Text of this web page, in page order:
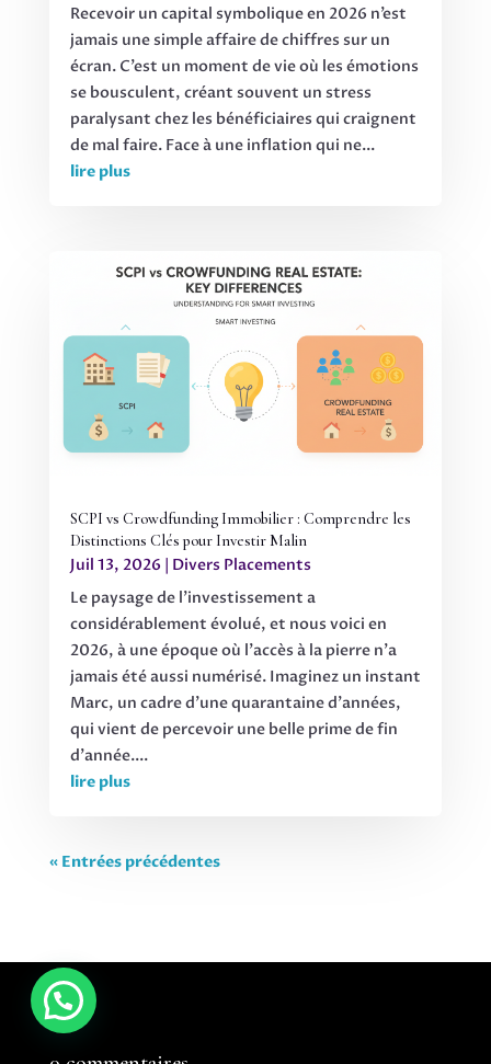
Recevoir un capital symbolique en 2026 n’est
jamais une simple affaire de chiffres sur un
écran. C’est un moment de vie où les émotions
se bousculent, créant souvent un stress
paralysant chez les bénéficiaires qui craignent
de mal faire. Face à une inflation qui ne...
lire plus
SCPI vs Crowdfunding Immobilier : Comprendre les
Distinctions Clés pour Investir Malin
Juil 13, 2026
Divers Placements
Le paysage de l’investissement a
considérablement évolué, et nous voici en
2026, à une époque où l’accès à la pierre n’a
jamais été aussi numérisé. Imaginez un instant
Marc, un cadre d’une quarantaine d’années,
qui vient de percevoir une belle prime de fin
d’année....
lire plus
« Entrées précédentes